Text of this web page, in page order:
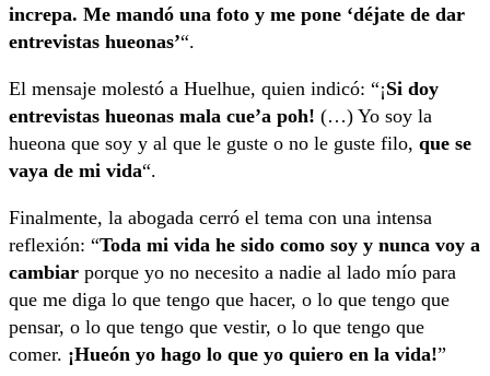
increpa. Me mandó una foto y me pone ‘déjate de dar
entrevistas hueonas’“.
El mensaje molestó a Huelhue, quien indicó: “¡Si doy
entrevistas hueonas mala cue’a poh! (…) Yo soy la
hueona que soy y al que le guste o no le guste filo, que se
vaya de mi vida“.
Finalmente, la abogada cerró el tema con una intensa
reflexión: “Toda mi vida he sido como soy y nunca voy a
cambiar porque yo no necesito a nadie al lado mío para
que me diga lo que tengo que hacer, o lo que tengo que
pensar, o lo que tengo que vestir, o lo que tengo que
comer. ¡Hueón yo hago lo que yo quiero en la vida!”